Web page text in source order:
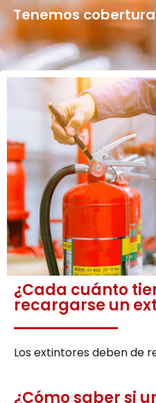
Tenemos
¿Cada cuánto
recargarse un
Los extintores deben de
¿Cómo saber si